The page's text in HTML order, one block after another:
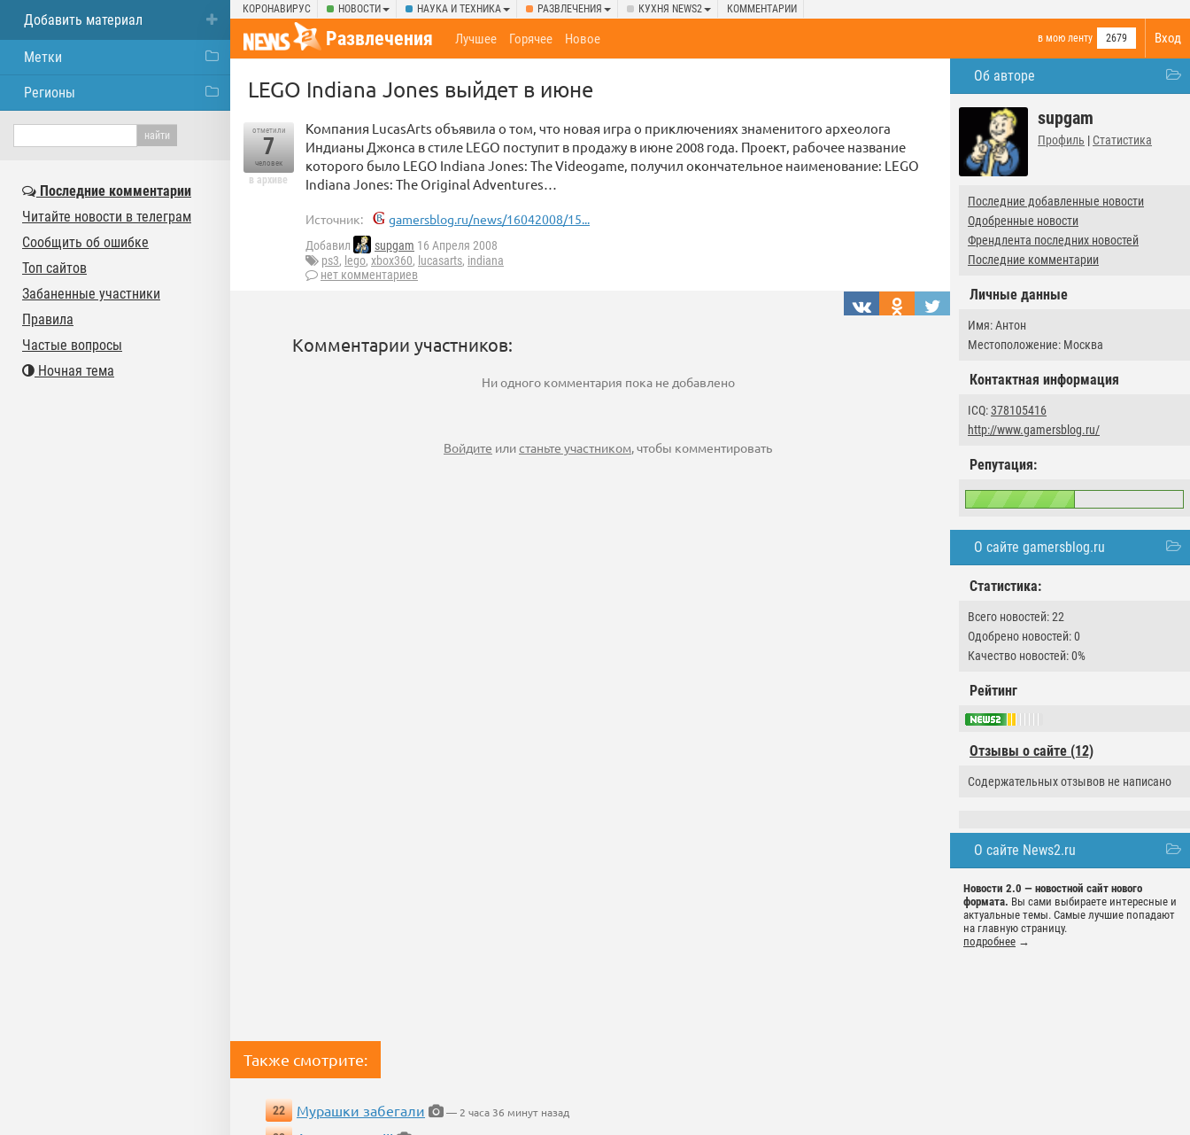
КОРОНАВИРУС НОВОСТИ НАУКА И ТЕХНИКА РАЗВЛЕЧЕНИЯ КУХНЯ NEWS2 КОММЕНТАРИИ
Вход
Развлечения в мою ленту 2679
Лучшее Горячее Новое
Об авторе
supgam
Профиль | Статистика
Последние добавленные новости
Одобренные новости
Френдлента последних новостей
Последние комментарии
Личные данные
Имя: Антон
Местоположение: Москва
Контактная информация
ICQ:378105416
http://www.gamersblog.ru/
Репутация:
О сайте gamersblog.ru
Статистика:
Всего новостей: 22
Одобрено новостей: 0
Качество новостей: 0%
Рейтинг
Отзывы о сайте (12)
Содержательных отзывов не написано
О сайте News2.ru
Новости 2.0 — новостной сайт нового
формата. Вы сами выбираете интересные и
актуальные темы. Самые лучшие попадают
на главную страницу.
подробнее →
LEGO Indiana Jones выйдет в июне
отметили
7
человек
в архиве
Компания LucasArts объявила о том, что новая игра о приключениях знаменитого археолога
Индианы Джонса в стиле LEGO поступит в продажу в июне 2008 года. Проект, рабочее название
которого было LEGO Indiana Jones: The Videogame, получил окончательное наименование: LEGO
Indiana Jones: The Original Adventures…
Источник: gamersblog.ru/news/16042008/15...
Добавил supgam 16 Апреля 2008
ps3, lego, xbox360, lucasarts, indiana
нет комментариев
Комментарии участников:
Ни одного комментария пока не добавлено
Войдите илистаньте участником, чтобы комментировать
Также смотрите:
22 Мурашки забегали
— 2 часа 36 минут назад
Добавить материал
Метки
Регионы
Последние комментарии
Читайте новости в телеграм
Сообщить об ошибке
Топ сайтов
Забаненные участники
Правила
Частые вопросы
Ночная тема